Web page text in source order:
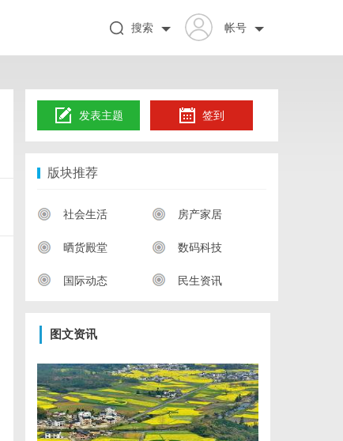
帐号
搜索
发表主题 签到
版块推荐
社会生活 房产家居
晒货殿堂 数码科技
国际动态 民生资讯
图文资讯